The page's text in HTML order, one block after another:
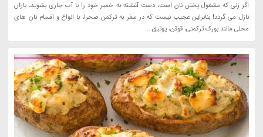
اگر زنی که مشغول پختن نان است، دست آغشته به خمیر خود را با آب جاری بشوید، باران
نازل می گردد! بنابراین عجیب نیست که در سفر به ترکمن صحرا، با انواع و اقسام نان های
محلی مانند بورک ترکمنی، قوقن، یوثیق...